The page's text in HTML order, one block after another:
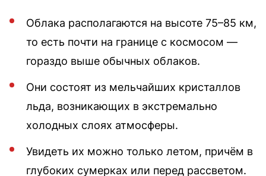
Облака располагаются на высоте 75–85 км,
то есть почти на границе с космосом —
гораздо выше обычных облаков.
Они состоят из мельчайших кристаллов
льда, возникающих в экстремально
холодных слоях атмосферы.
Увидеть их можно только летом, причём в
глубоких сумерках или перед рассветом.